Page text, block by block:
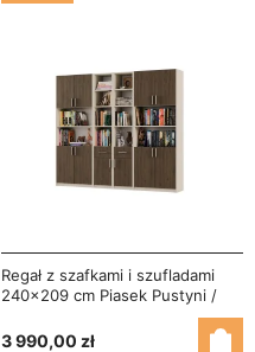
Regał z szafkami i szufladami
240x209 cm Piasek Pustyni /
3 990,00 zł